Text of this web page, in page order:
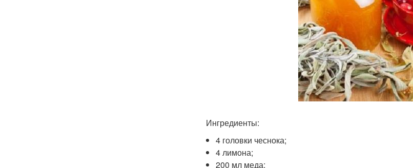
Ингредиенты:
4 головки чеснока;
4 лимона;
200 мл меда;